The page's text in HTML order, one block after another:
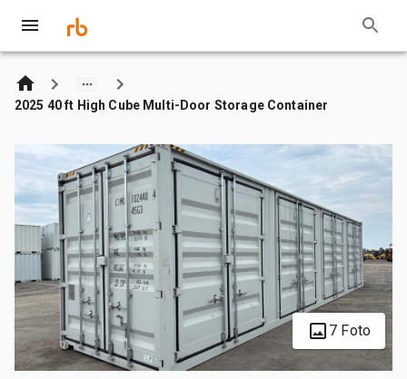
2025 40 ft High Cube Multi-Door Storage Container
7 Foto